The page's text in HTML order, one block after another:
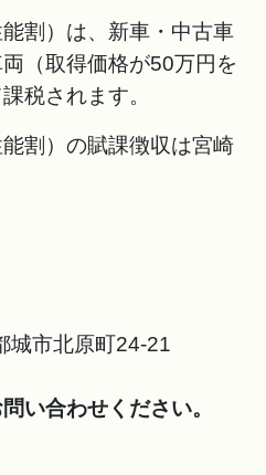
割）は、新車・中古車
（取得価格が50万円を
税されます。
割）の賦課徴収は宮崎
市北原町24-21
い合わせください。